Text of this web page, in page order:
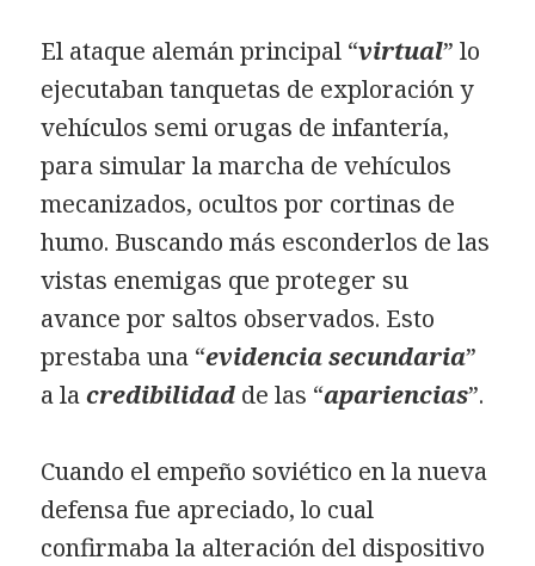
El ataque alemán principal “virtual” lo
ejecutaban tanquetas de exploración y
vehículos semi orugas de infantería,
para simular la marcha de vehículos
mecanizados, ocultos por cortinas de
humo. Buscando más esconderlos de las
vistas enemigas que proteger su
avance por saltos observados. Esto
prestaba una “evidencia secundaria”
a lacredibilidad de las “apariencias”.
Cuando el empeño soviético en la nueva
defensa fue apreciado, lo cual
confirmaba la alteración del dispositivo